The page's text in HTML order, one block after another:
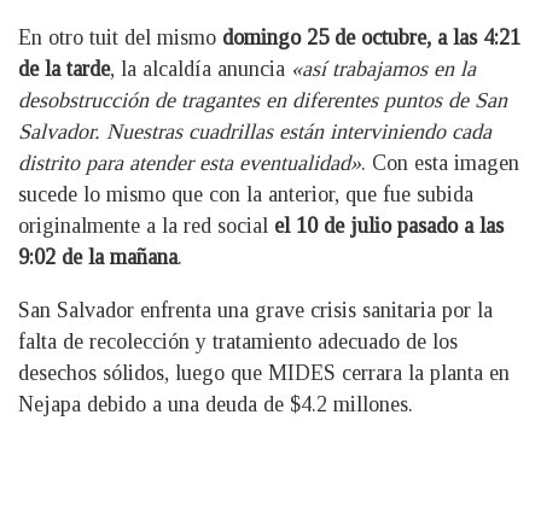
En otro tuit del mismo domingo 25 de octubre, a las 4:21
de la tarde, la alcaldía anuncia «así trabajamos en la
desobstrucción de tragantes en diferentes puntos de San
Salvador. Nuestras cuadrillas están interviniendo cada
distrito para atender esta eventualidad». Con esta imagen
sucede lo mismo que con la anterior, que fue subida
originalmente a la red social el 10 de julio pasado a las
9:02 de la mañana.
San Salvador enfrenta una grave crisis sanitaria por la
falta de recolección y tratamiento adecuado de los
desechos sólidos, luego que MIDES cerrara la planta en
Nejapa debido a una deuda de $4.2 millones.